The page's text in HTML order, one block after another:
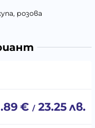
розова
€ / 23.25лв.